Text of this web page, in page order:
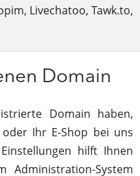
Livechatoo, Tawk.to,
Domain
Domain haben,
Ihr E-Shop bei uns
hilft Ihnen
System